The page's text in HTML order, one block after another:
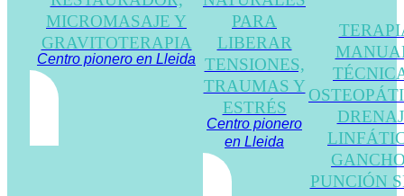
MICROMASAJE Y
GRAVITOTERAPIA
Centro pionero en Lleida
PARA
LIBERAR
TENSIONES,
TRAUMAS Y
ESTRÉS
Centro pionero
en Lleida
PUNCIÓN